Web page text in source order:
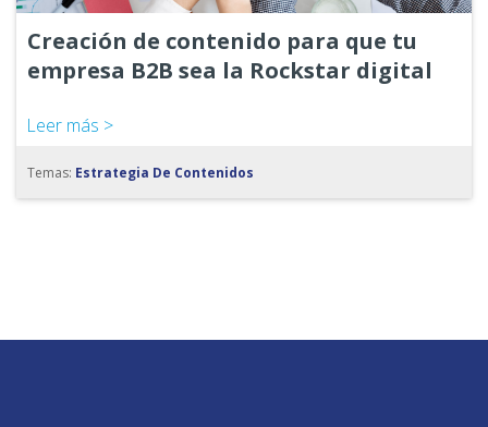
Creación de contenido para que tu
empresa B2B sea la Rockstar digital
Leer más >
Temas: Estrategia De Contenidos